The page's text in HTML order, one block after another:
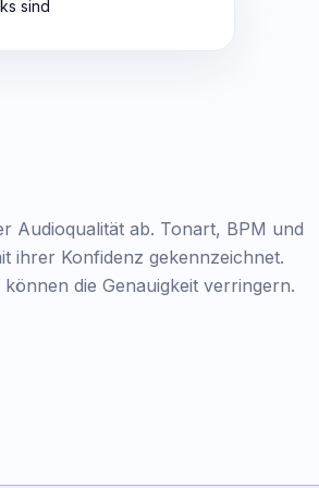
sind
Audioqualität ab. Tonart, BPM und
ihrer Konfidenz gekennzeichnet.
die Genauigkeit verringern.